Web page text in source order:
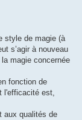
style de magie (à
s’agir à nouveau
magie concernée
fonction de
l'efficacité est,
aux qualités de